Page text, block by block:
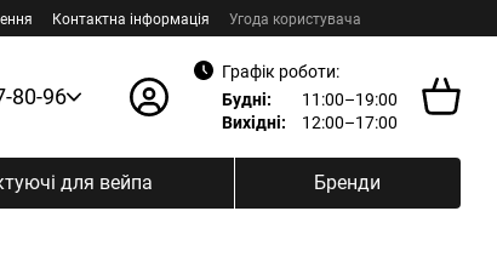
Контактна інформація Угода користувача
80-96
Графік роботи:
Будні:
11:00–19:00
Вихідні:
12:00–17:00
для вейпа Бренди